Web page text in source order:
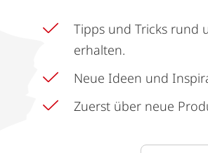
Tipps und Tricks rund
erhalten.
Neue Ideen und
Zuerst über neue